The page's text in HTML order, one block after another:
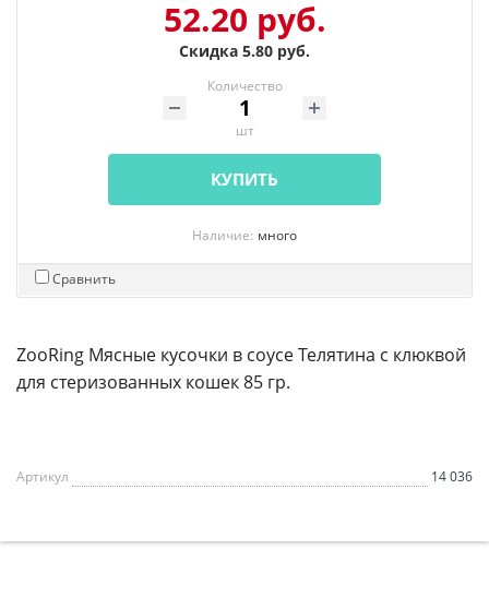
52.20 руб.
Скидка 5.80 руб.
Количество
шт
КУПИТЬ
Наличие: много
Сравнить
ZooRing Мясные кусочки в соусе Телятина с клюквой
для стеризованных кошек 85 гр.
Артикул 14 036